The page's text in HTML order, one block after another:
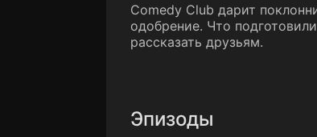
Comedy Club дарит
одобрение. Что
рассказать друзьям.
Эпизоды